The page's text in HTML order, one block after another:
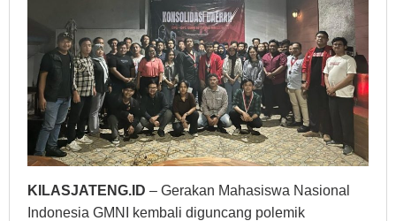
KILASJATENG.ID – Gerakan Mahasiswa Nasional
Indonesia GMNI kembali diguncang polemik